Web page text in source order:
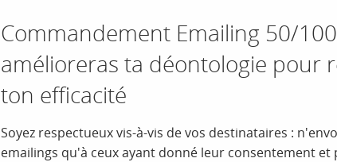
Commandement Emailing 50/
amélioreras ta déontologie pour
ton efficacité
Soyez respectueux vis-à-vis de vos destinataires :
emailings qu'à ceux ayant donné leur consentement et